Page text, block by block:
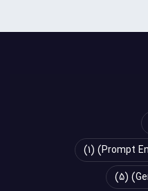
(1)
(5)